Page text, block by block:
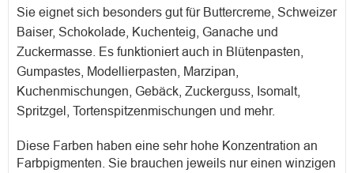
Sie eignet sich besonders gut für Buttercreme, Schweizer
Baiser, Schokolade, Kuchenteig, Ganache und
Zuckermasse. Es funktioniert auch in Blütenpasten,
Gumpastes, Modellierpasten, Marzipan,
Kuchenmischungen, Gebäck, Zuckerguss, Isomalt,
Spritzgel, Tortenspitzenmischungen und mehr.
Diese Farben haben eine sehr hohe Konzentration an
Farbpigmenten. Sie brauchen jeweils nur einen winzigen